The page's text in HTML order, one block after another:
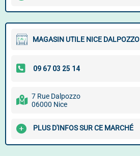
MAGASIN UTILE NICE DALPOZZO
7 Rue Dalpozzo
06000 Nice
PLUS D'INFOS SUR CE MARCHÉ